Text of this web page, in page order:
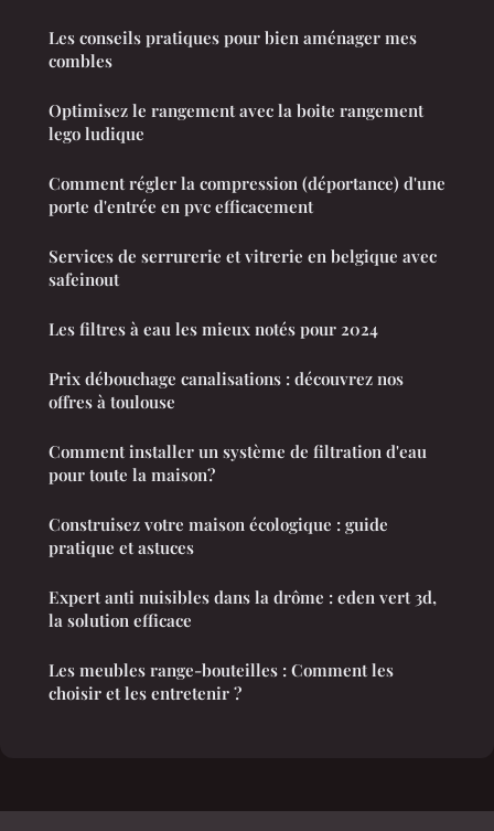
Les conseils pratiques pour bien aménager mes
combles
Optimisez le rangement avec la boite rangement
lego ludique
Comment régler la compression (déportance) d'une
porte d'entrée en pvc efficacement
Services de serrurerie et vitrerie en belgique avec
safeinout
Les filtres à eau les mieux notés pour 2024
Prix débouchage canalisations : découvrez nos
offres à toulouse
Comment installer un système de filtration d'eau
pour toute la maison?
Construisez votre maison écologique : guide
pratique et astuces
Expert anti nuisibles dans la drôme : eden vert 3d,
la solution efficace
Les meubles range-bouteilles : Comment les
choisir et les entretenir ?